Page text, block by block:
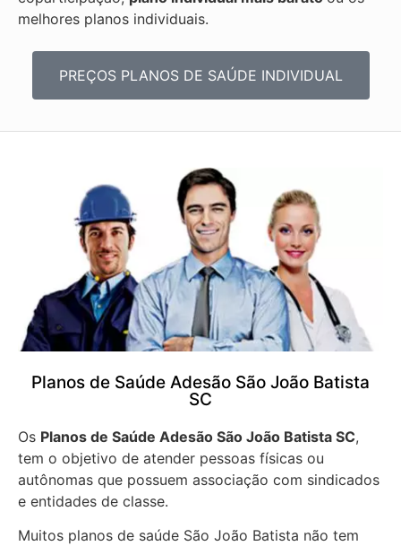
melhores planos individuais.
PREÇOS PLANOS DE SAÚDE INDIVIDUAL
Planos de Saúde Adesão São João Batista
SC
Os Planos de Saúde Adesão São João Batista SC,
tem o objetivo de atender pessoas físicas ou
autônomas que possuem associação com sindicados
e entidades de classe.
Muitos planos de saúde São João Batista não tem